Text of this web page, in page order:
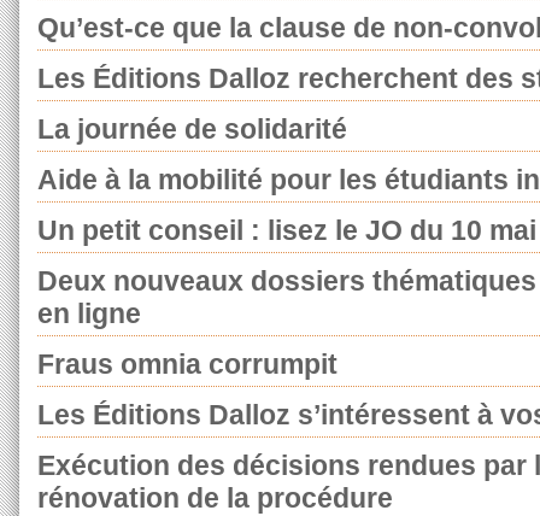
Qu’est-ce que la clause de non-
Les Éditions Dalloz recherchent des
La journée de solidarité
Aide à la mobilité pour les étudiants
Un petit conseil : lisez le JO du 10
Deux nouveaux dossiers
en ligne
Fraus omnia corrumpit
Les Éditions Dalloz s’intéressent à
Exécution des décisions rendues par
rénovation de la procédure